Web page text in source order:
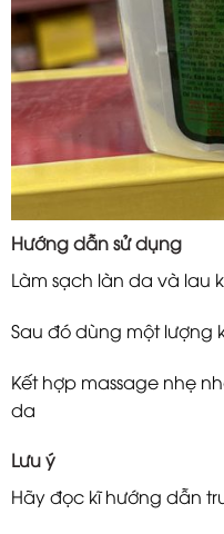
Hướng dẫn sử dụng
Làm sạch làn da và lau
Sau đó dùng một lượng
Kết hợp massage nhẹ
da
Lưu ý
Hãy đọc kĩ hướng dẫn